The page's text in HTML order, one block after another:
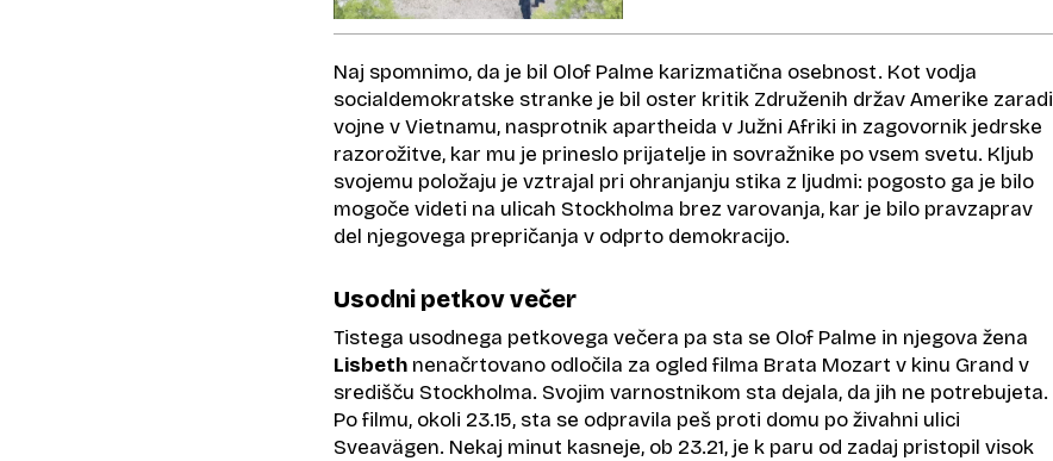
Naj spomnimo, da je bil Olof Palme karizmatična osebnost. Kot vodja
socialdemokratske stranke je bil oster kritik Združenih držav Amerike zaradi
vojne v Vietnamu, nasprotnik apartheida v Južni Afriki in zagovornik jedrske
razorožitve, kar mu je prineslo prijatelje in sovražnike po vsem svetu. Kljub
svojemu položaju je vztrajal pri ohranjanju stika z ljudmi: pogosto ga je bilo
mogoče videti na ulicah Stockholma brez varovanja, kar je bilo pravzaprav
del njegovega prepričanja v odprto demokracijo.
Usodni petkov večer
Tistega usodnega petkovega večera pa sta se Olof Palme in njegova žena
Lisbeth nenačrtovano odločila za ogled filma Brata Mozart v kinu Grand v
središču Stockholma. Svojim varnostnikom sta dejala, da jih ne potrebujeta.
Po filmu, okoli 23.15, sta se odpravila peš proti domu po živahni ulici
Sveavägen. Nekaj minut kasneje, ob 23.21, je k paru od zadaj pristopil visok